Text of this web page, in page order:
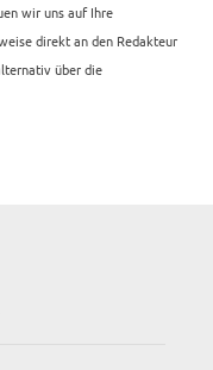
wir uns auf Ihre
direkt an den Redakteur
über die